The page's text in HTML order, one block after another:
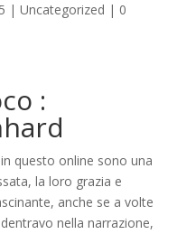
| Uncategorized | 0
:
questo online sono una
la loro grazia e
anche se a volte
nella narrazione,